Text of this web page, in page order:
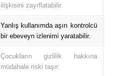
ilişkisini zayıflatabilir.
Yanlış kullanımda aşırı kontrolcü
bir ebeveyn izlenimi yaratabilir.
Çocukların gizlilik hakkına
müdahale riski taşır.